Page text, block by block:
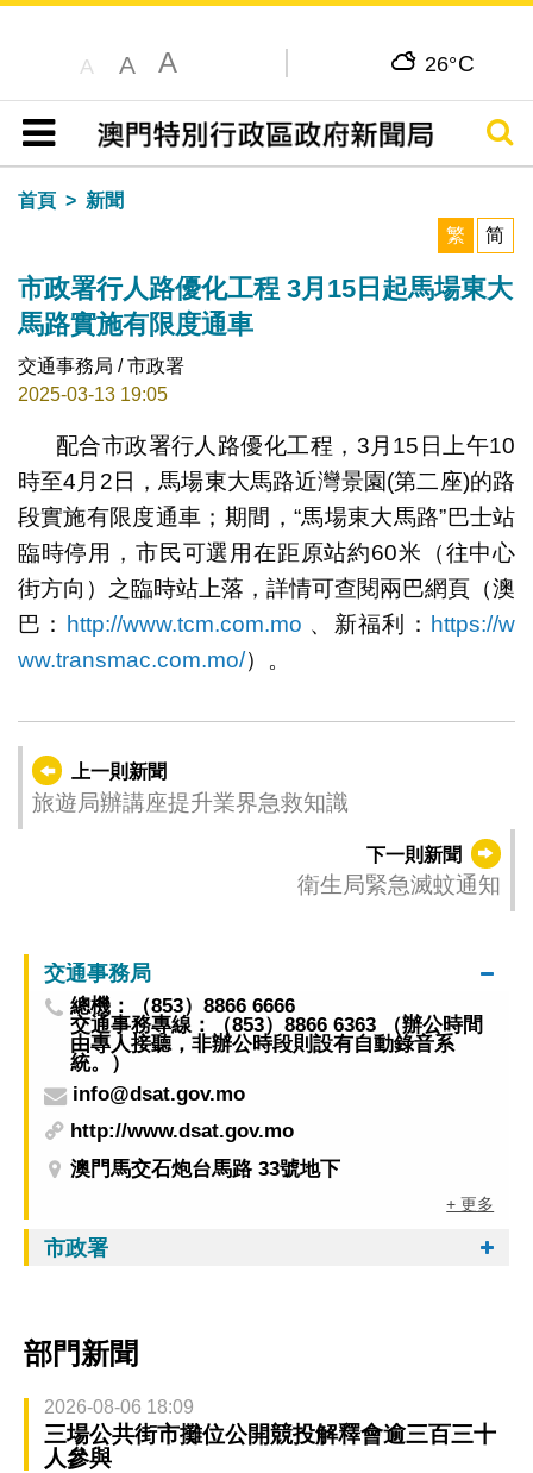
A A A 26°C
目錄
搜尋
首頁
新聞
繁
简
市政署行人路優化工程 3月15日起馬場東大
馬路實施有限度通車
交通事務局 / 市政署
2025-03-13 19:05
配合市政署行人路優化工程，3月15日上午10
時至4月2日，馬場東大馬路近灣景園(第二座)的路
段實施有限度通車；期間，“馬場東大馬路”巴士站
臨時停用，市民可選用在距原站約60米（往中心
街方向）之臨時站上落，詳情可查閱兩巴網頁（澳
巴： http://www.tcm.com.mo 、新福利： https://w
ww.transmac.com.mo/）。
上一則新聞
旅遊局辦講座提升業界急救知識
下一則新聞
衛生局緊急滅蚊通知
交通事務局
總機：（853）8866 6666
交通事務專線：（853）8866 6363 （辦公時間
由專人接聽，非辦公時段則設有自動錄音系
統。）
info@dsat.gov.mo
http://www.dsat.gov.mo
澳門馬交石炮台馬路 33號地下
+ 更多
市政署
部門新聞
2026-08-06 18:09
三場公共街市攤位公開競投解釋會逾三百三十
人參與